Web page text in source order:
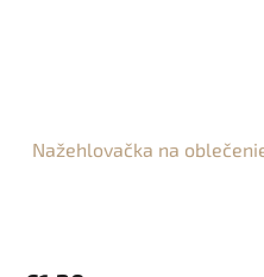
Nažehlovačka na